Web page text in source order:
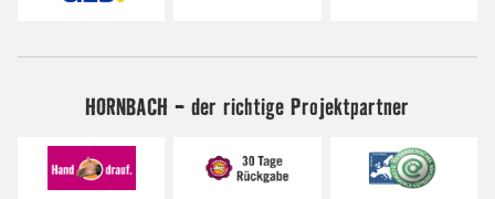
HORNBACH - der richtige Projektpartner